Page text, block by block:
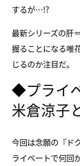
するが…!?
最新シリーズの肝
握ることになる唯
じるのか注目だ。
◆プライ
米倉涼子
今回は念願の『ド
ライベートで何回